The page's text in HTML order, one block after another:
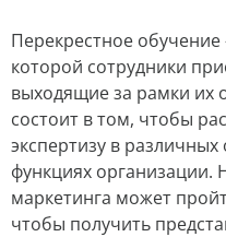
Перекрестное
которой сотрудники
выходящие за рамки их
состоит в том, чтобы
экспертизу в различных
функциях организации.
маркетинга может
чтобы получить